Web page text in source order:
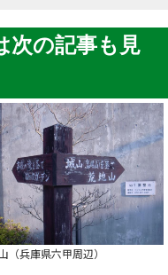
次の記事も見
（兵庫県六甲周辺）